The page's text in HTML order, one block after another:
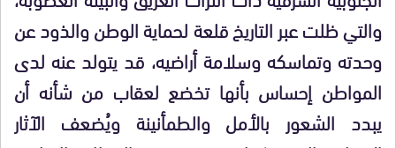
والتي ظلت عبر التاريخ قلعة لحماية الوطن والذود عن
وحدته وتماسكه وسلامة أراضيه، قد يتولد عنه لدى
المواطن إحساس بأنها تخضع لعقاب من شأنه أن
يبدد الشعور بالأمل والطمأنينة ويُضعف الآثار